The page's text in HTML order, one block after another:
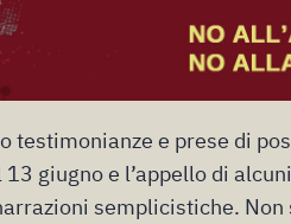
testimonianze e prese di
giugno e l’appello di
semplicistiche.